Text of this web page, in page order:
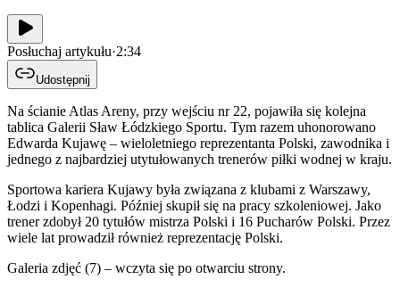
Posłuchaj artykułu·2:34
Udostępnij
Na ścianie Atlas Areny, przy wejściu nr 22, pojawiła się kolejna
tablica Galerii Sław Łódzkiego Sportu. Tym razem uhonorowano
Edwarda Kujawę – wieloletniego reprezentanta Polski, zawodnika i
jednego z najbardziej utytułowanych trenerów piłki wodnej w kraju.
Sportowa kariera Kujawy była związana z klubami z Warszawy,
Łodzi i Kopenhagi. Później skupił się na pracy szkoleniowej. Jako
trener zdobył 20 tytułów mistrza Polski i 16 Pucharów Polski. Przez
wiele lat prowadził również reprezentację Polski.
Galeria zdjęć (7) – wczyta się po otwarciu strony.